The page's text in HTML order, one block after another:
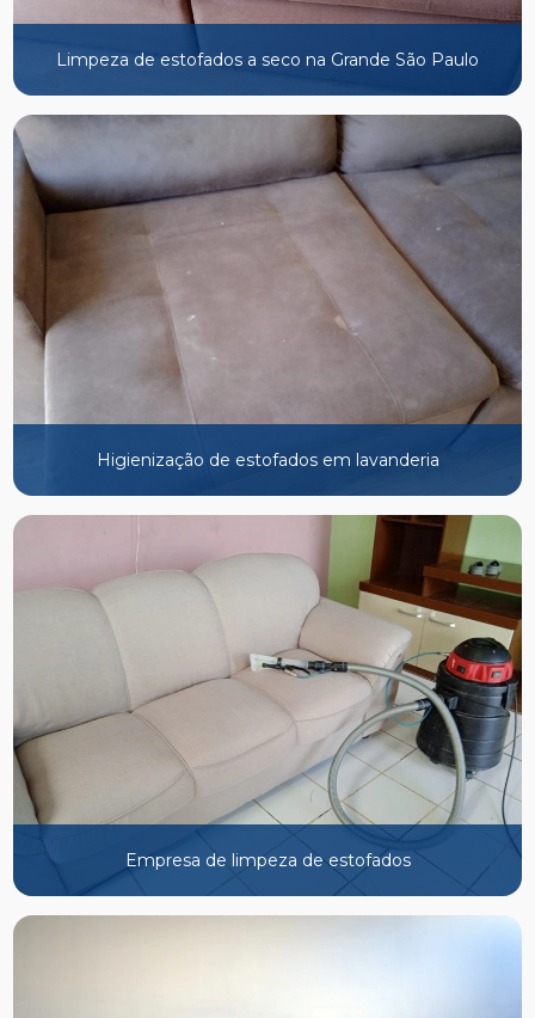
Limpeza de estofados a seco na Grande São Paulo
Higienização de estofados em lavanderia
Empresa de limpeza de estofados